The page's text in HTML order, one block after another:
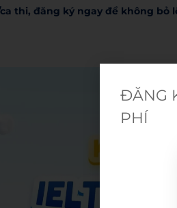
thi, đăng ký ngay để không bỏ
ĐĂNG
PHÍ